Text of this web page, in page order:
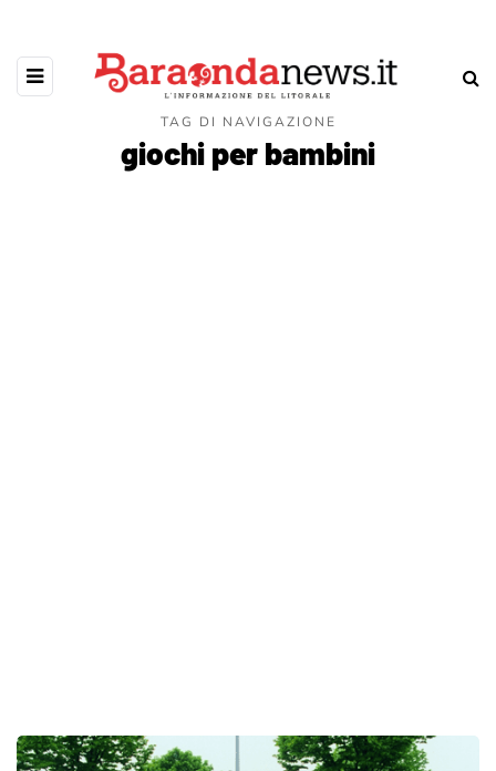
TAG DI NAVIGAZIONE
giochi per bambini